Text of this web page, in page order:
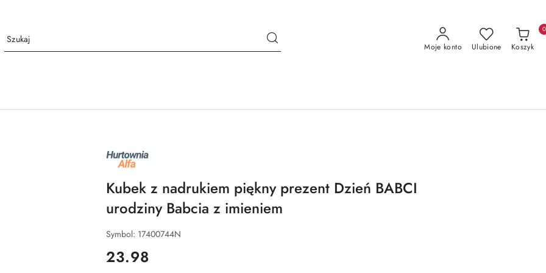
Moje konto Ulubione Koszyk
0
NAZWA
PRODUCENTA:
ALFA
Kubek z nadrukiem piękny prezent Dzień BABCI
urodziny Babcia z imieniem
Symbol: 17400744N
cena:
23.98